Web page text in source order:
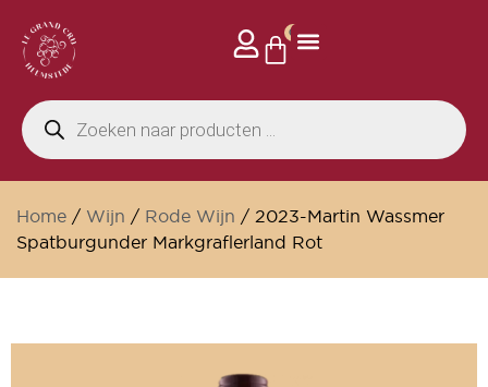
0
Home / Wijn / Rode Wijn / 2023-Martin Wassmer
Spatburgunder Markgraflerland Rot